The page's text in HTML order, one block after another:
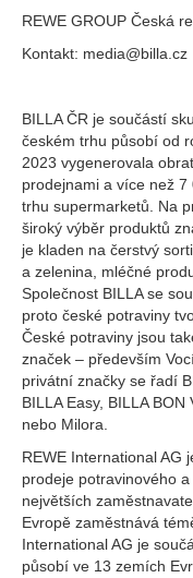
REWE GROUP Česká
Kontakt: media@billa.cz
BILLA ČR je součástí
českém trhu působí od
2023 vygenerovala
prodejnami a více než
trhu supermarketů. Na
široký výběr produktů
je kladen na čerstvý
a zelenina, mléčné
Společnost BILLA se
proto české potraviny
České potraviny jsou
značek – především
privátní značky se řadí
BILLA Easy, BILLA BON
nebo Milora.
REWE International AG
prodeje potravinového
největších
Evropě zaměstnává
International AG je
působí ve 13 zemích